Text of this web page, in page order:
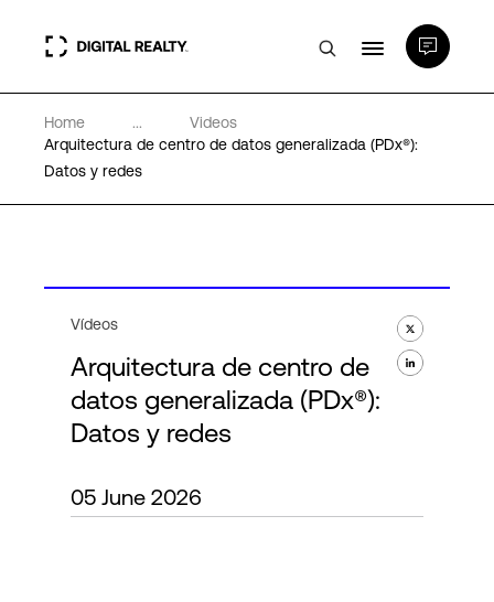
Centros de Datos
PlatformDIGITAL®
Acerca de
Language
Home ...
Videos
Arquitectura de centro de datos generalizada (PDx®):
Datos y redes
Vídeos
Arquitectura de centro de
datos generalizada (PDx®):
Datos y redes
05 June 2026